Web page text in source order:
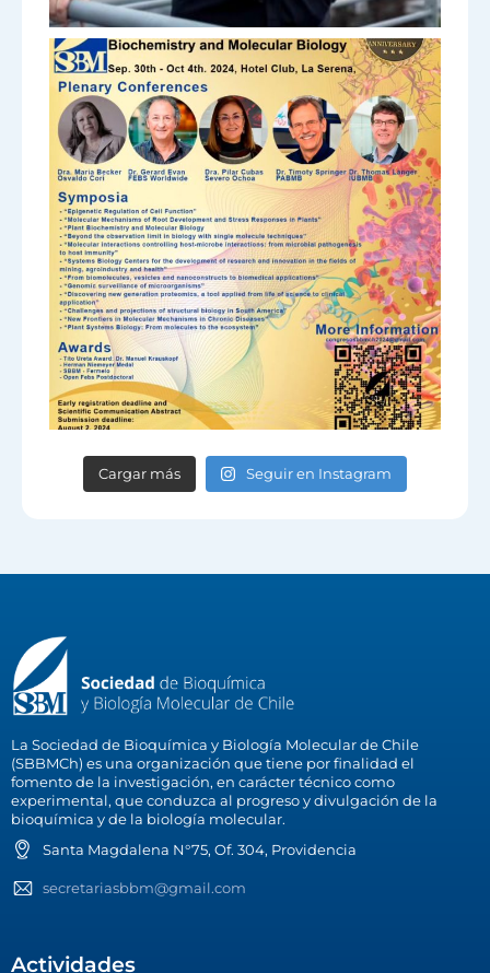
Cargar más Seguir en Instagram
La Sociedad de Bioquímica y Biología Molecular de Chile
(SBBMCh) es una organización que tiene por finalidad el
fomento de la investigación, en carácter técnico como
experimental, que conduzca al progreso y divulgación de la
bioquímica y de la biología molecular.
Santa Magdalena N°75, Of. 304, Providencia
secretariasbbm@gmail.com
Actividades